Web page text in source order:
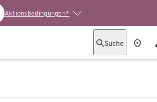
Aktionsbedingungen*
Suche